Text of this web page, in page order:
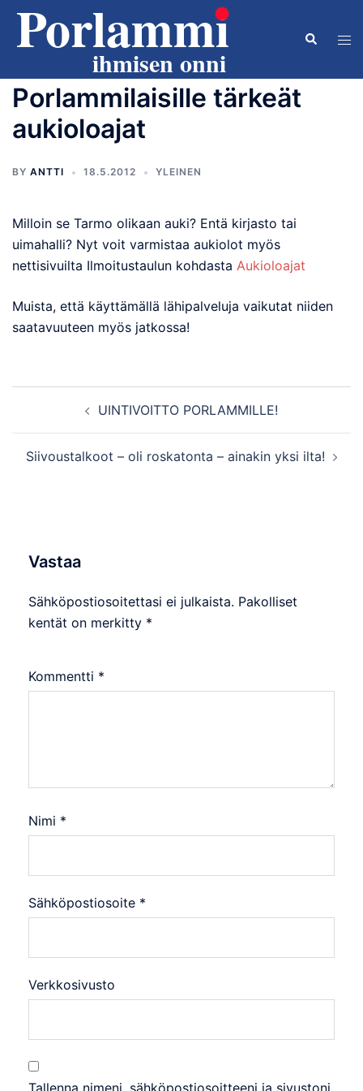
Skip
content
Search
Porlammilaisille tärkeät
aukioloajat
BY ANTTI 18.5.2012 YLEINEN
Milloin se Tarmo olikaan auki? Entä kirjasto tai
uimahalli? Nyt voit varmistaa aukiolot myös
nettisivuilta Ilmoitustaulun kohdasta Aukioloajat
Muista, että käyttämällä lähipalveluja vaikutat niiden
saatavuuteen myös jatkossa!
navigationUINTIVOITTO PORLAMMILLE!
Siivoustalkoot – oli roskatonta – ainakin yksi ilta!
Vastaa
Sähköpostiosoitettasi ei julkaista. Pakolliset
kentät on merkitty *
Kommentti *
Nimi *
Sähköpostiosoite *
Verkkosivusto
Tallenna nimeni, sähköpostiosoitteeni ja sivustoni